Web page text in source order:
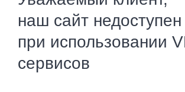
наш сайт недоступен
при использовании
сервисов